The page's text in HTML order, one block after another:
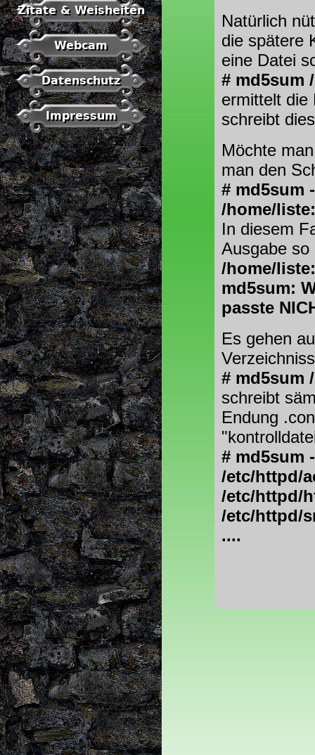
Zitate & Weisheiten
Webcam
Datenschutz
Impressum
Natürlich
die spätere
eine Datei
# md5sum
ermittelt die
schreibt
Möchte
man den
# md5sum
/home/
In diesem
Ausgabe so
/home/
md5sum:
passte
Es gehen
# md5sum
schreibt
Endung
# md5sum
/etc/httpd/
/etc/httpd/
/etc/httpd/
....